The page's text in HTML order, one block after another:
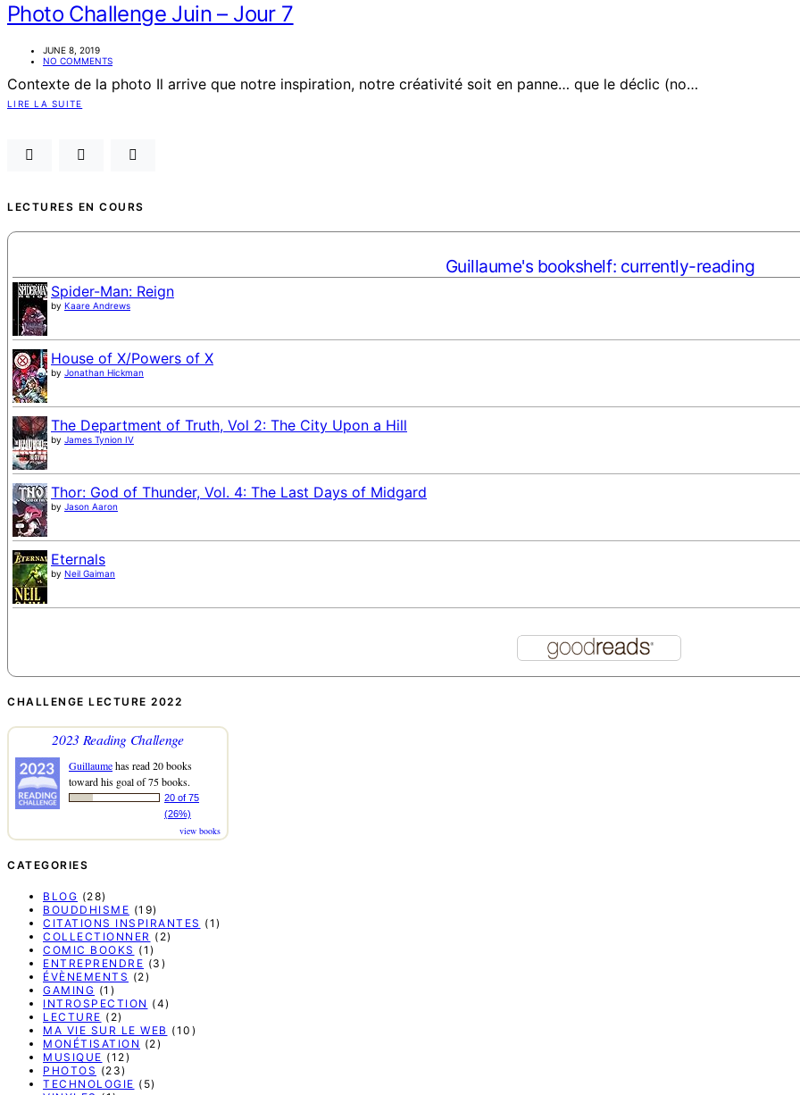
Photo Challenge Juin – Jour 7
JUNE 8, 2019
NO COMMENTS
Contexte de la photo Il arrive que notre inspiration, notre créativité soit en panne… que le déclic (no…
LIRE LA SUITE
LECTURES EN COURS
Guillaume's bookshelf: currently-reading
Spider-Man: Reign
by Kaare Andrews
House of X/Powers of X
by Jonathan Hickman
The Department of Truth, Vol 2: The City Upon a Hill
by James Tynion IV
Thor: God of Thunder, Vol. 4: The Last Days of Midgard
by Jason Aaron
Eternals
by Neil Gaiman
CHALLENGE LECTURE 2022
2023 Reading Challenge
Guillaumehas read 20 books
toward his goal of 75 books.
20 of 75
(26%)
view books
CATEGORIES
BLOG (28)
BOUDDHISME (19)
CITATIONS INSPIRANTES (1)
COLLECTIONNER (2)
COMIC BOOKS (1)
ENTREPRENDRE (3)
ÉVÈNEMENTS (2)
GAMING (1)
INTROSPECTION (4)
LECTURE (2)
MA VIE SUR LE WEB (10)
MONÉTISATION (2)
MUSIQUE (12)
PHOTOS (23)
TECHNOLOGIE (5)